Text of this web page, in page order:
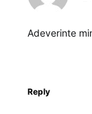
Adeverinte
Reply